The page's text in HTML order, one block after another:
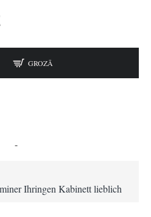
Ihringen Kabinett lieblich
-
GROZĀ